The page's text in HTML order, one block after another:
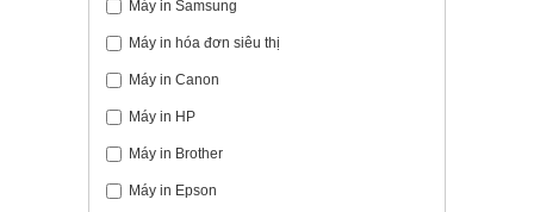
Máy in Samsung
Máy in hóa đơn siêu thị
Máy in Canon
Máy in HP
Máy in Brother
Máy in Epson